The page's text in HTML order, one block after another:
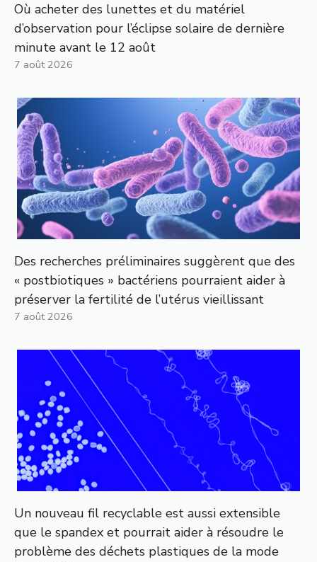
Où acheter des lunettes et du matériel
d’observation pour l’éclipse solaire de dernière
minute avant le 12 août
7 août 2026
Des recherches préliminaires suggèrent que des
« postbiotiques » bactériens pourraient aider à
préserver la fertilité de l’utérus vieillissant
7 août 2026
Un nouveau fil recyclable est aussi extensible
que le spandex et pourrait aider à résoudre le
problème des déchets plastiques de la mode